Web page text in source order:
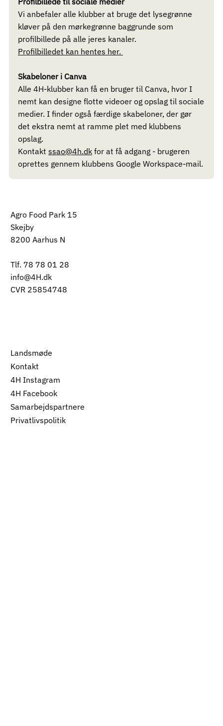
Vi anbefaler alle klubber at bruge det lysegrønne
kløver på den mørkegrønne baggrunde som
profilbillede på alle jeres kanaler.
Profilbilledet kan hentes her.
​Skabeloner i Canva
Alle 4H-klubber kan få en bruger til Canva, hvor I
nemt kan designe flotte videoer og opslag til sociale
medier. I finder også færdige skabeloner, der gør
det ekstra nemt at ramme plet med klubbens
opslag.
Kontakt ssao@4h.dk for at få adgang - brugeren
oprettes gennem klubbens Google Workspace-mail.
Agro Food Park 15
Skejby
8200 Aarhus N
Tlf. 78 78 01 28
info@4H.dk
CVR 25854748
Landsmøde
Kontakt
4H Instagram
4H Facebook
Samarbejdspartnere
Privatlivspolitik